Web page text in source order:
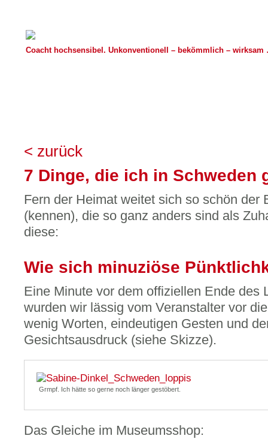
Coacht hochsensibel. Unkonventionell – bekömmlich –
< zurück
7 Dinge, die ich in Schweden
Fern der Heimat weitet sich so schön der
(kennen), die so ganz anders sind als
diese:
Wie sich minuziöse
Eine Minute vor dem offiziellen Ende des
wurden wir lässig vom Veranstalter vor
wenig Worten, eindeutigen Gesten und
Gesichtsausdruck (siehe Skizze).
Grmpf. Ich hätte so gerne noch länger gestöbert.
Das Gleiche im Museumsshop: